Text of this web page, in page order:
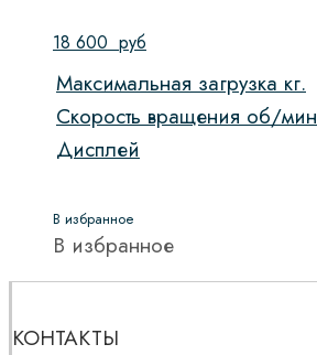
18 600 руб
Максимальная загрузка кг.
Скорость вращения об/мин
Дисплей
В избранное
В избранное
КОНТАКТЫ